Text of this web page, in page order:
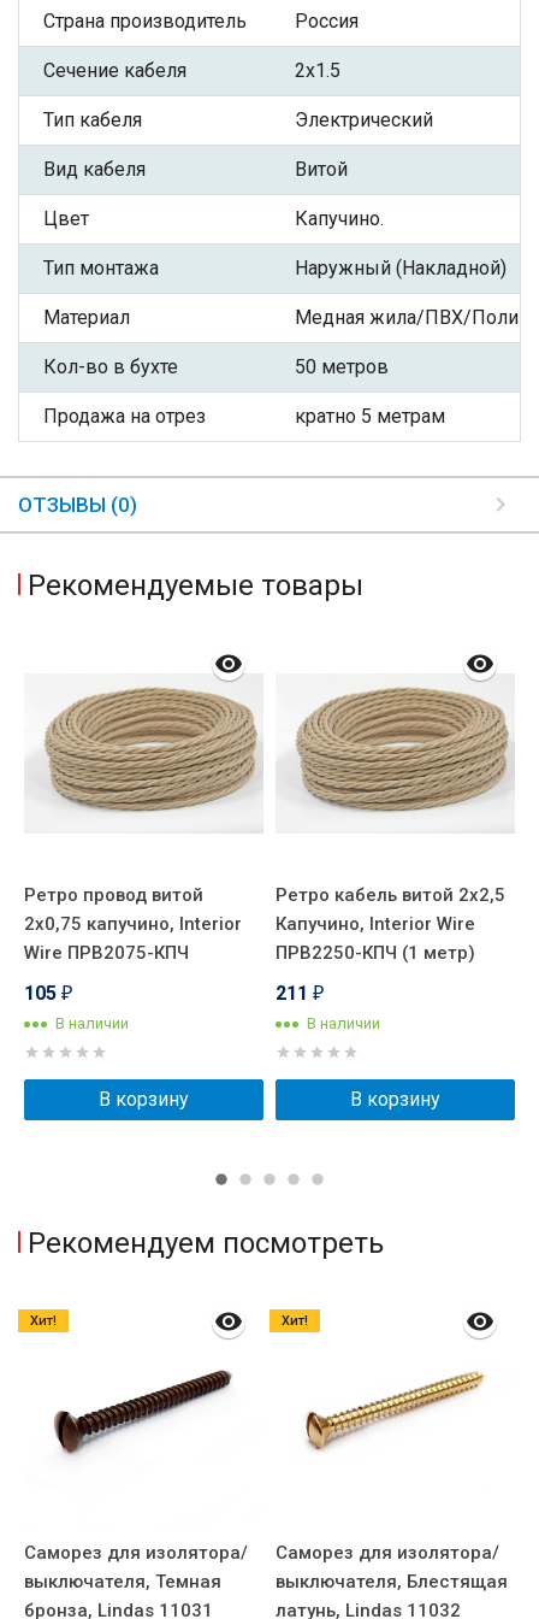
Страна производитель Россия
Сечение кабеля 2x1.5
Тип кабеля Электрический
Вид кабеля Витой
Цвет Капучино.
Тип монтажа Наружный (Накладной)
Материал Медная жила/ПВХ/
Кол-во в бухте 50 метров
Продажа на отрез кратно 5 метрам
ОТЗЫВЫ (0)
Рекомендуемые товары
Ретро провод витой
2x0,75 капучино, Interior
Wire ПРВ2075-КПЧ
105 ₽
В наличии
В корзину
Ретро кабель витой 2x2,5
Капучино, Interior Wire
ПРВ2250-КПЧ (1 метр)
211 ₽
В наличии
В корзину
Рекомендуем посмотреть
Саморез для изолятора/
выключателя, Темная
бронза, Lindas 11031
Хит!
Саморез для изолятора/
выключателя, Блестящая
латунь, Lindas 11032
Хит!